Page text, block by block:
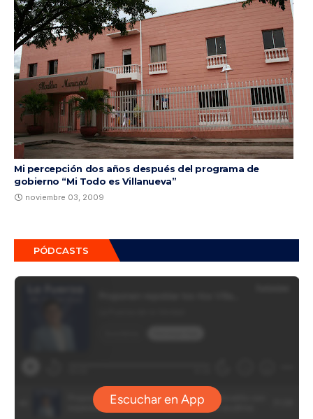
Mi percepción dos años después del programa de
gobierno “Mi Todo es Villanueva”
noviembre 03, 2009
PÓDCASTS